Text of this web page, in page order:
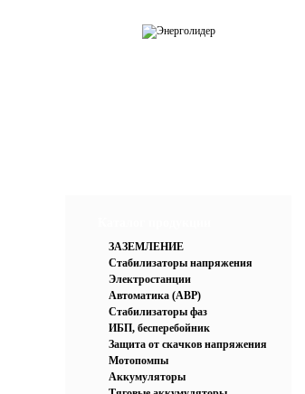
ЗАЗЕМЛЕНИЕ
Стабилизаторы напряжения
Электростанции
Автоматика (АВР)
Стабилизаторы фаз
ИБП, бесперебойник
Защита от скачков напряжения
Мотопомпы
Аккумуляторы